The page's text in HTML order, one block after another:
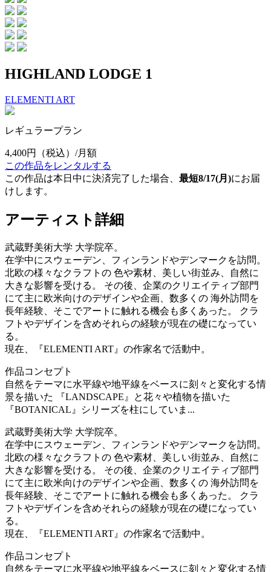
HIGHLAND LODGE 1
ELEMENTI ART
レギュラープラン
4,400円
（税込）/月額
この作品をレンタルする
この作品は本日中に決済完了した場合、 最短8/17(月)にお届
けします。
アーティスト詳細
武蔵野美術大学 大学院卒。
在学中にスウェーデン、フィンランドやデンマークを訪問。
北欧の様々なクラフトの 色や素材、美しい街並み、自然に
大きな影響を受ける。 その後、企業のクリエイティブ部門
にて主に欧米向けのデザインや企画、数多くの 海外訪問を
長年経験、そこでアートに触れる機会も多くあった。 クラ
フトやデザインを含めそれらの経験が現在の礎になってい
る。
現在、『ELEMENTI ART』の作家名で活動中。
作品コンセプト
自然をテーマに水平線や地平線をベースに刻々と変化する情
景を描いた 『LANDSCAPE』と花々や植物を描いた
『BOTANICAL』シリーズを柱にしていま...
武蔵野美術大学 大学院卒。
在学中にスウェーデン、フィンランドやデンマークを訪問。
北欧の様々なクラフトの 色や素材、美しい街並み、自然に
大きな影響を受ける。 その後、企業のクリエイティブ部門
にて主に欧米向けのデザインや企画、数多くの 海外訪問を
長年経験、そこでアートに触れる機会も多くあった。 クラ
フトやデザインを含めそれらの経験が現在の礎になってい
る。
現在、『ELEMENTI ART』の作家名で活動中。
作品コンセプト
自然をテーマに水平線や地平線をベースに刻々と変化する情